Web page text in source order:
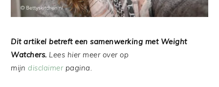
Dit artikel betreft een samenwerking met Weight
Watchers. Lees hier meer over op
mijndisclaimerpagina.